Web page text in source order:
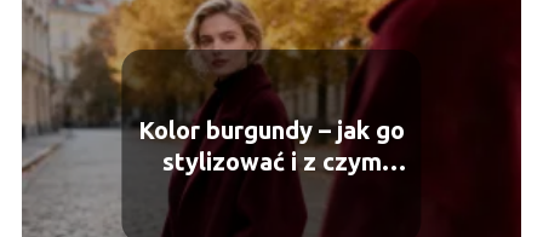
Kolor burgundy – jak go
stylizować i z czym
łączyć?